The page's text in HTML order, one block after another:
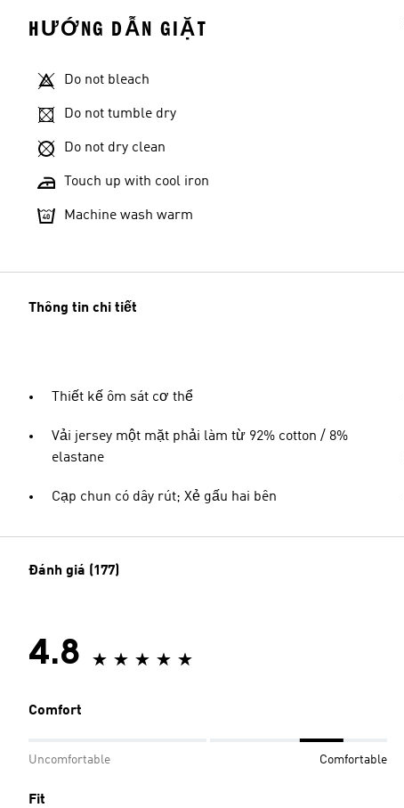
HƯỚNG DẪN GIẶT
Do not bleach
Do not tumble dry
Do not dry clean
Touch up with cool iron
Machine wash warm
Thông tin chi tiết
Thiết kế ôm sát cơ thể
Vải jersey một mặt phải làm từ 92% cotton / 8%
elastane
Cạp chun có dây rút; Xẻ gấu hai bên
Đánh giá (177)
4.8
Comfort
Uncomfortable Comfortable
Fit